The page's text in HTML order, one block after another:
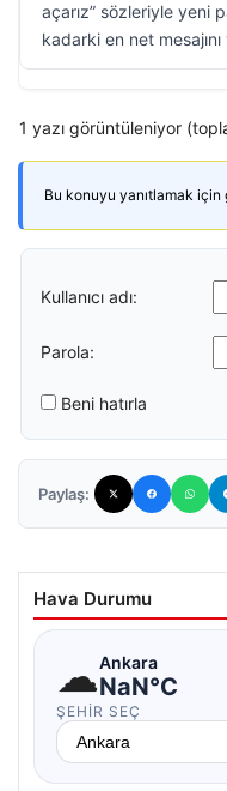
açarız” sözleriyle yeni
kadarki en net
1 yazı görüntüleniyor
Bu konuyu yanıtlamak için
Kullanıcı adı:
Parola:
Beni hatırla
Paylaş:
Hava Durumu
☁Ankara
NaN°C
ŞEHIR SEÇ